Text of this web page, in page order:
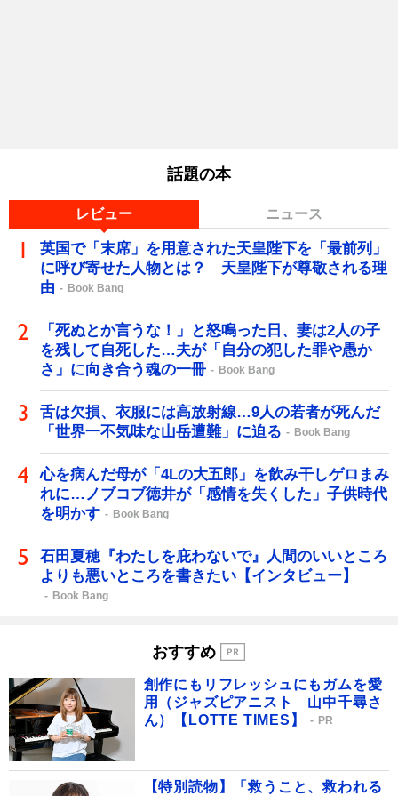
話題の本
レビュー ニュース
英国で「末席」を用意された天皇陛下を「最前列」
に呼び寄せた人物とは？ 天皇陛下が尊敬される理
由
Book Bang
「死ぬとか言うな！」と怒鳴った日、妻は2人の子
を残して自死した…夫が「自分の犯した罪や愚か
さ」に向き合う魂の一冊
Book Bang
舌は欠損、衣服には高放射線…9人の若者が死んだ
「世界一不気味な山岳遭難」に迫る
Book Bang
心を病んだ母が「4Lの大五郎」を飲み干しゲロまみ
れに…ノブコブ徳井が「感情を失くした」子供時代
を明かす
Book Bang
石田夏穂『わたしを庇わないで』人間のいいところ
よりも悪いところを書きたい【インタビュー】
Book Bang
おすすめ
創作にもリフレッシュにもガムを愛
用（ジャズピアニスト 山中千尋さ
ん）【LOTTE TIMES】
PR
【特別読物】「救うこと、救われる